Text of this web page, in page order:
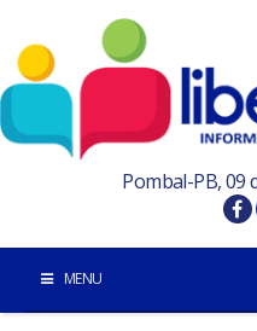
Pombal-PB, 09
MENU